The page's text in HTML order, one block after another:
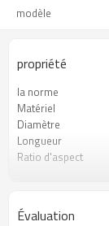
modèle
propriété
la norme
Matériel
Diamètre
Longueur
Ratio d'aspect
Surface
Évaluation